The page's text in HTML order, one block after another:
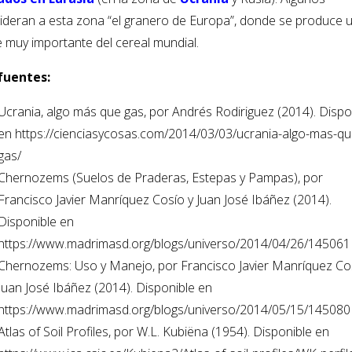
a esta zona “el granero de Europa”, donde se produce
muy importante del cereal mundial.
algo más que gas, por Andrés Rodiriguez (2014).
https://cienciasycosas.com/2014/03/03/ucrania-algo-mas-
(Suelos de Praderas, Estepas y Pampas), por
Javier Manríquez Cosío y Juan José Ibáñez (2014).
en
www.madrimasd.org/blogs/universo/2014/04/26/145061
Uso y Manejo, por Francisco Javier Manríquez
José Ibáñez (2014). Disponible en
www.madrimasd.org/blogs/universo/2014/05/15/145080
of Soil Profiles, por W.L. Kubiëna (1954). Disponible en